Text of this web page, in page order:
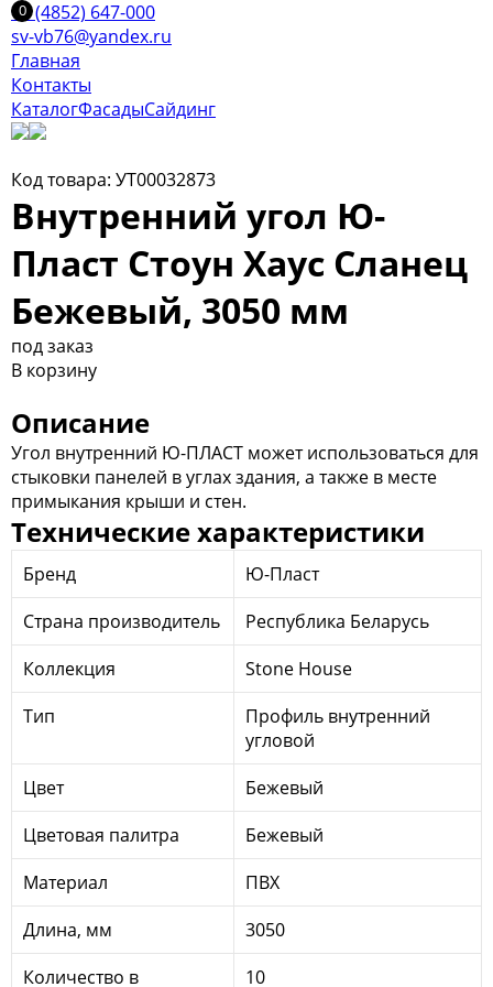
+7 (4852) 647-000
sv-vb76@yandex.ru
Главная
Контакты
КаталогФасадыСайдинг
Код товара: УТ00032873
Внутренний угол Ю-
Пласт Стоун Хаус Сланец
Бежевый, 3050 мм
под заказ
В корзину
Описание
Угол внутренний Ю-ПЛАСТ может использоваться для
стыковки панелей в углах здания, а также в месте
примыкания крыши и стен.
Технические характеристики
Бренд
Ю-Пласт
Страна производитель
Республика Беларусь
Коллекция
Stone House
Тип
Профиль внутренний
угловой
Цвет
Бежевый
Цветовая палитра
Бежевый
Материал
ПВХ
Длина, мм
3050
Количество в
10